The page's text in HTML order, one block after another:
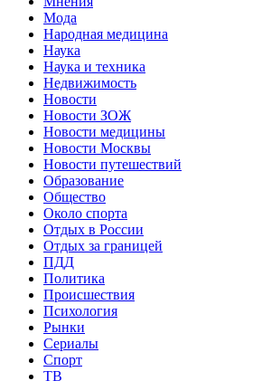
Мода
Народная медицина
Наука
Наука и техника
Недвижимость
Новости
Новости ЗОЖ
Новости медицины
Новости Москвы
Новости путешествий
Образование
Общество
Около спорта
Отдых в России
Отдых за границей
ПДД
Политика
Происшествия
Психология
Рынки
Сериалы
Спорт
ТВ